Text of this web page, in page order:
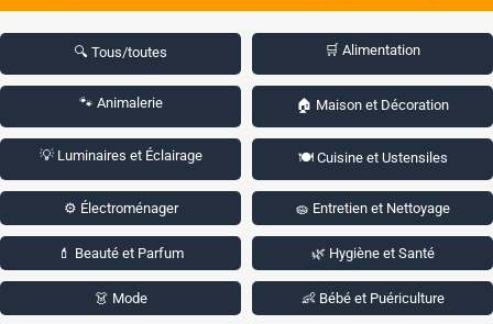
🔍 Tous/toutes 🛒 Alimentation
🐾 Animalerie 🏠 Maison et Décoration
💡 Luminaires et Éclairage 🍽️ Cuisine et Ustensiles
⚙️ Électroménager 🧽 Entretien et Nettoyage
💄 Beauté et Parfum 🌿 Hygiène et Santé
👗 Mode 👶 Bébé et Puériculture